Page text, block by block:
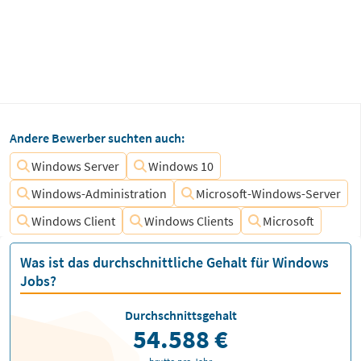
Andere Bewerber suchten auch:
Windows Server
Windows 10
Windows-Administration
Microsoft-Windows-Server
Windows Client
Windows Clients Microsoft
Was ist das durchschnittliche Gehalt für Windows
Jobs?
Durchschnittsgehalt
54.588 €